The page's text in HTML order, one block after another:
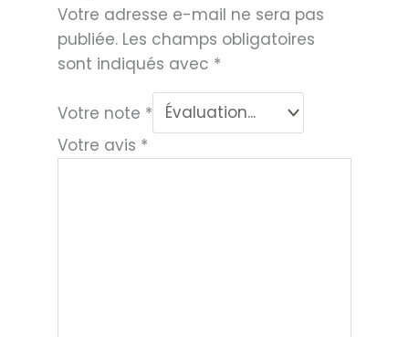
Votre adresse e-mail ne sera pas
publiée. Les champs obligatoires
sont indiqués avec *
Votre note *
Votre avis *